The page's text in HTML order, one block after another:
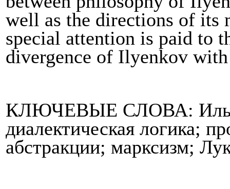
well as the directions of its
special attention is paid to
divergence of Ilyenkov
КЛЮЧЕВЫЕ СЛОВА:
диалектическая логика;
абстракции; марксизм;